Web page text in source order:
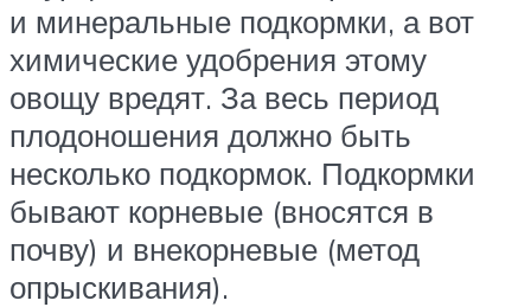
и минеральные подкормки, а вот
химические удобрения этому
овощу вредят. За весь период
плодоношения должно быть
несколько подкормок. Подкормки
бывают корневые (вносятся в
почву) и внекорневые (метод
опрыскивания).